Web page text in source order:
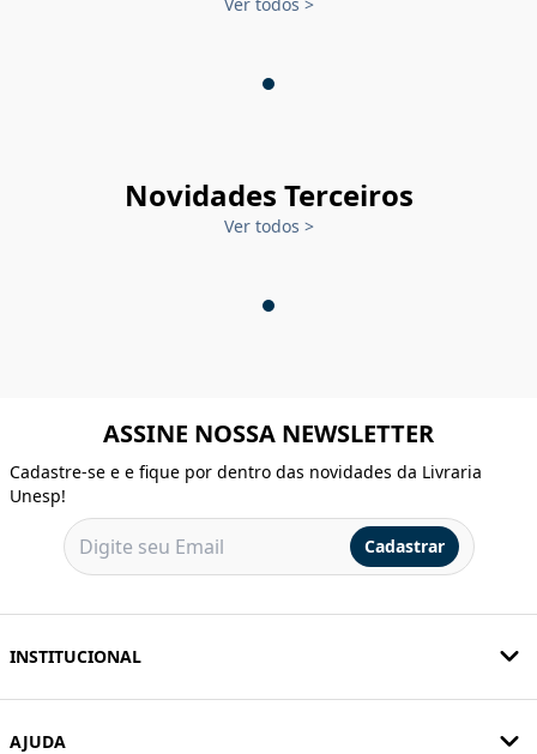
Novidades Terceiros
Ver todos >
ASSINE NOSSA NEWSLETTER
Cadastre-se e e fique por dentro das novidades da Livraria
Unesp!
Cadastrar
INSTITUCIONAL
AJUDA